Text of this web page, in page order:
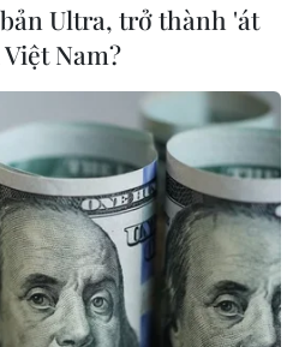
Ultra, trở thành 'át
Nam?